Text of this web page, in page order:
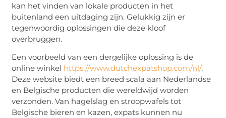
kan het vinden van lokale producten in het
buitenland een uitdaging zijn. Gelukkig zijn er
tegenwoordig oplossingen die deze kloof
overbruggen.
Een voorbeeld van een dergelijke oplossing is de
online winkel https://www.dutchexpatshop.com/nl/.
Deze website biedt een breed scala aan Nederlandse
en Belgische producten die wereldwijd worden
verzonden. Van hagelslag en stroopwafels tot
Belgische bieren en kazen, expats kunnen nu